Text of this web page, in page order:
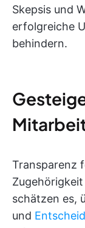
Skepsis und
erfolgreiche
behindern.
Transparenz
schätzen es,
und